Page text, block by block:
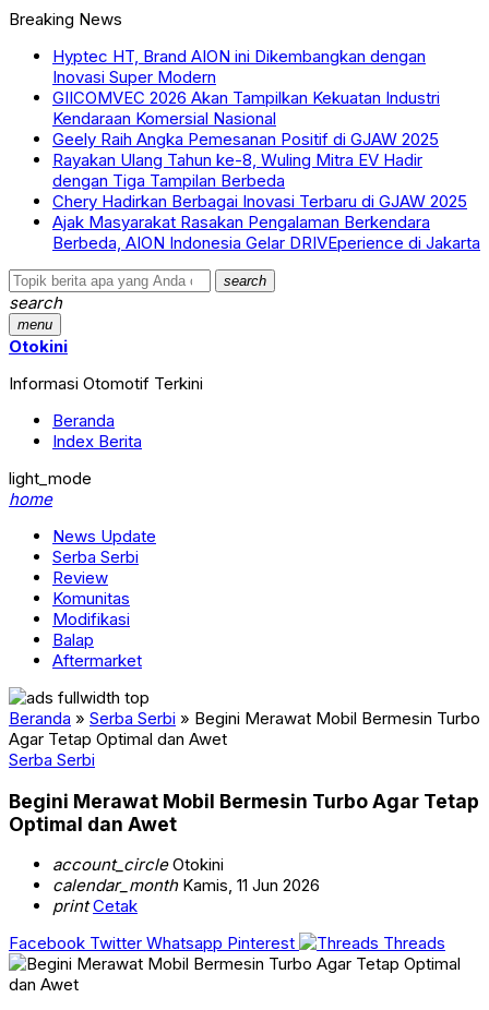
Breaking News
Hyptec HT, Brand AION ini Dikembangkan dengan
Inovasi Super Modern
GIICOMVEC 2026 Akan Tampilkan Kekuatan Industri
Kendaraan Komersial Nasional
Geely Raih Angka Pemesanan Positif di GJAW 2025
Rayakan Ulang Tahun ke-8, Wuling Mitra EV Hadir
dengan Tiga Tampilan Berbeda
Chery Hadirkan Berbagai Inovasi Terbaru di GJAW 2025
Ajak Masyarakat Rasakan Pengalaman Berkendara
Berbeda, AION Indonesia Gelar DRIVEperience di Jakarta
search
search
menu
Otokini
Informasi Otomotif Terkini
Beranda
Index Berita
light_mode
home
News Update
Serba Serbi
Review
Komunitas
Modifikasi
Balap
Aftermarket
Beranda » Serba Serbi » Begini Merawat Mobil Bermesin Turbo
Agar Tetap Optimal dan Awet
Serba Serbi
Begini Merawat Mobil Bermesin Turbo Agar Tetap
Optimal dan Awet
account_circleOtokini
calendar_monthKamis, 11 Jun 2026
print Cetak
Facebook Twitter Whatsapp Pinterest Threads